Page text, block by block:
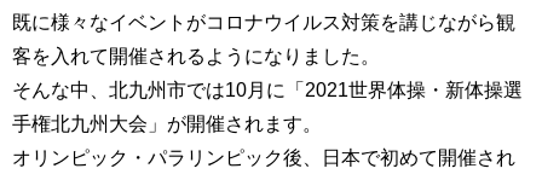
既に様々なイベントがコロナウイルス対策を講じながら観
客を入れて開催されるようになりました。
そんな中、北九州市では10月に「2021世界体操・新体操選
手権北九州大会」が開催されます。
オリンピック・パラリンピック後、日本で初めて開催され